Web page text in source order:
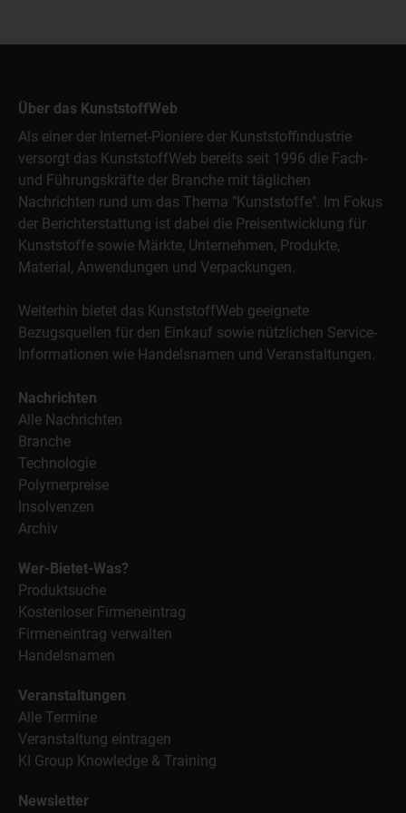
Über das KunststoffWeb
Als einer der Internet-Pioniere der Kunststoffindustrie
versorgt das KunststoffWeb bereits seit 1996 die Fach-
und Führungskräfte der Branche mit täglichen
Nachrichten rund um das Thema "Kunststoffe". Im Fokus
der Berichterstattung ist dabei die Preisentwicklung für
Kunststoffe sowie Märkte, Unternehmen, Produkte,
Material, Anwendungen und Verpackungen.
Weiterhin bietet das KunststoffWeb geeignete
Bezugsquellen für den Einkauf sowie nützlichen Service-
Informationen wie Handelsnamen und Veranstaltungen.
Nachrichten
Alle Nachrichten
Branche
Technologie
Polymerpreise
Insolvenzen
Archiv
Wer-Bietet-Was?
Produktsuche
Kostenloser Firmeneintrag
Firmeneintrag verwalten
Handelsnamen
Veranstaltungen
Alle Termine
Veranstaltung eintragen
KI Group Knowledge & Training
Newsletter